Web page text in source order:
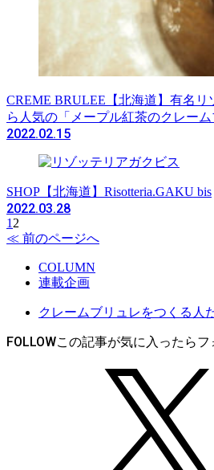
CREME BRULEE 【北海道】有名
ら人気の「メープル紅茶のクレーム
2022.02.15
SHOP 【北海道】Risotteria.GAKU bis
2022.03.28
1 2
≪ 前のページへ
COLUMN
連載企画
クレームブリュレをつくる人
FOLLOW